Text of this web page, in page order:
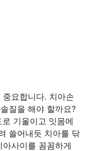
요합니다. 치아손
질을 해야 할까요?
기울이고 잇몸에
쓸어내듯 치아를 닦
사이를 꼼꼼하게